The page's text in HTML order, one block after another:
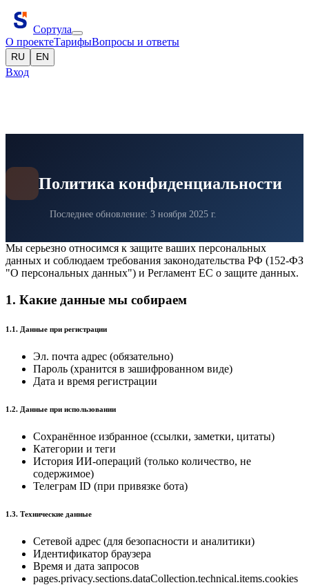
Сортула
О проектеТарифыВопросы и ответы
RU EN
Вход
Политика конфиденциальности
Последнее обновление: 3 ноября 2025 г.
Мы серьезно относимся к защите ваших персональных
данных и соблюдаем требования законодательства РФ (152-ФЗ
"О персональных данных") и Регламент ЕС о защите данных.
1. Какие данные мы собираем
1.1. Данные при регистрации
Эл. почта адрес (обязательно)
Пароль (хранится в зашифрованном виде)
Дата и время регистрации
1.2. Данные при использовании
Сохранённое избранное (ссылки, заметки, цитаты)
Категории и теги
История ИИ-операций (только количество, не
содержимое)
Телеграм ID (при привязке бота)
1.3. Технические данные
Сетевой адрес (для безопасности и аналитики)
Идентификатор браузера
Время и дата запросов
pages.privacy.sections.dataCollection.technical.items.cookies